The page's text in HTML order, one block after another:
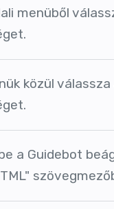
menüből
közül válassza
a Guidebot